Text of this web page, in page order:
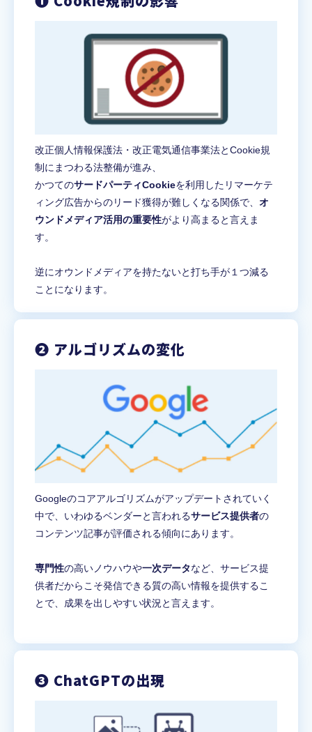
改正個人情報保護法・改正電気通信事業法とCookie規
制にまつわる法整備が進み、
かつてのサードパーティCookieを利用したリマーケテ
ィング広告からのリード獲得が難しくなる関係で、 オ
ウンドメディア活用の重要性がより高まると言えま
す。
逆にオウンドメディアを持たないと打ち手が１つ減る
ことになります。
❷ アルゴリズムの変化
Googleのコアアルゴリズムがアップデートされていく
中で、いわゆるベンダーと言われるサービス提供者の
コンテンツ記事が評価される傾向にあります。
専門性の高いノウハウや一次データなど、サービス提
供者だからこそ発信できる質の高い情報を提供するこ
とで、成果を出しやすい状況と言えます。
❸ ChatGPTの出現